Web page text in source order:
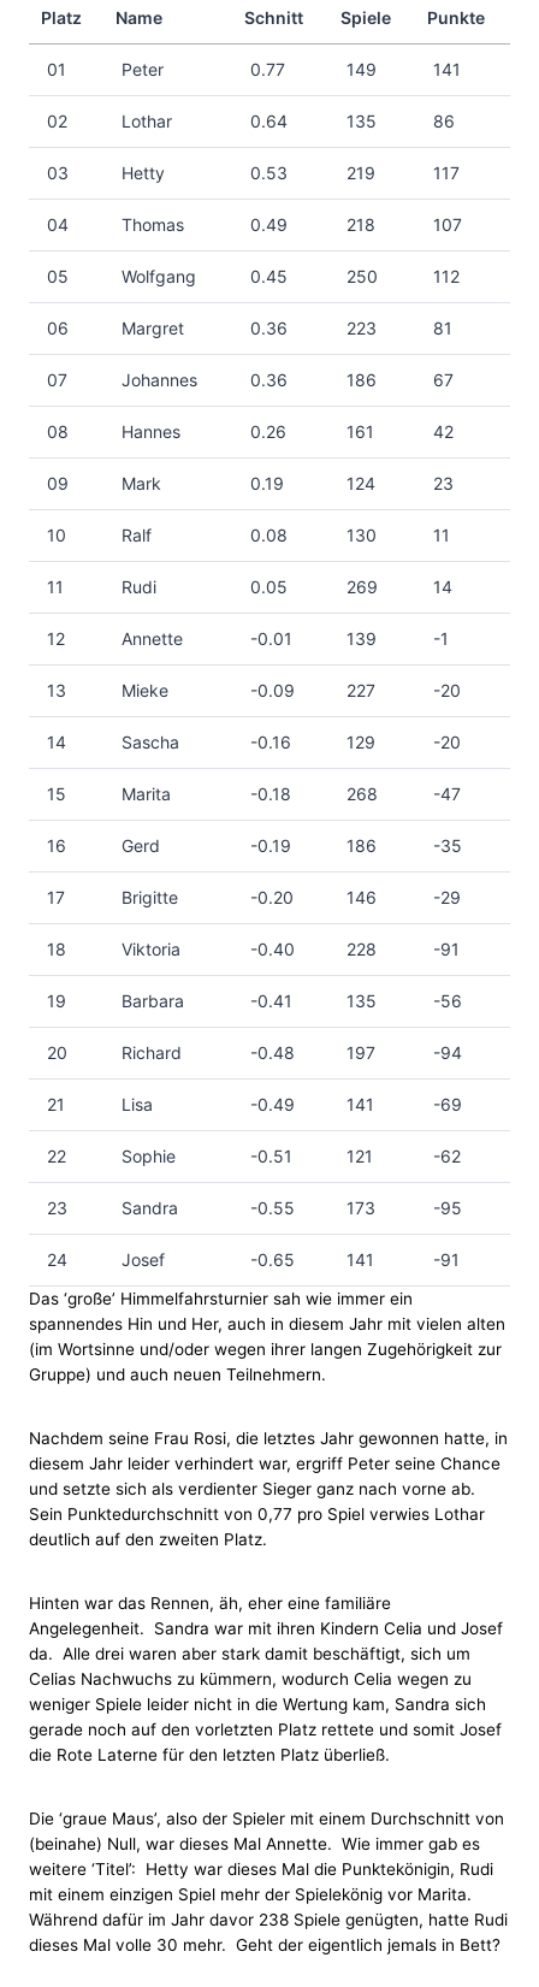
Platz
Name Schnitt Spiele Punkte
01 Peter 0.77 149 141
02 Lothar 0.64 135 86
03 Hetty 0.53 219 117
04 Thomas 0.49 218 107
05 Wolfgang 0.45 250 112
06 Margret 0.36 223 81
07 Johannes 0.36 186 67
08 Hannes 0.26 161 42
09 Mark 0.19 124 23
10 Ralf 0.08 130 11
11 Rudi 0.05 269 14
12 Annette -0.01 139 -1
13 Mieke -0.09 227 -20
14 Sascha -0.16 129 -20
15 Marita -0.18 268 -47
16 Gerd -0.19 186 -35
17 Brigitte -0.20 146 -29
18 Viktoria -0.40 228 -91
19 Barbara -0.41 135 -56
20 Richard -0.48 197 -94
21 Lisa -0.49 141 -69
22 Sophie -0.51 121 -62
23 Sandra -0.55 173 -95
24 Josef -0.65 141 -91
Das ‘große’ Himmelfahrsturnier sah wie immer ein
spannendes Hin und Her, auch in diesem Jahr mit vielen alten
(im Wortsinne und/oder wegen ihrer langen Zugehörigkeit zur
Gruppe) und auch neuen Teilnehmern.
Nachdem seine Frau Rosi, die letztes Jahr gewonnen hatte, in
diesem Jahr leider verhindert war, ergriff Peter seine Chance
und setzte sich als verdienter Sieger ganz nach vorne ab.
Sein Punktedurchschnitt von 0,77 pro Spiel verwies Lothar
deutlich auf den zweiten Platz.
Hinten war das Rennen, äh, eher eine familiäre
Angelegenheit. Sandra war mit ihren Kindern Celia und Josef
da. Alle drei waren aber stark damit beschäftigt, sich um
Celias Nachwuchs zu kümmern, wodurch Celia wegen zu
weniger Spiele leider nicht in die Wertung kam, Sandra sich
gerade noch auf den vorletzten Platz rettete und somit Josef
die Rote Laterne für den letzten Platz überließ.
Die ‘graue Maus’, also der Spieler mit einem Durchschnitt von
(beinahe) Null, war dieses Mal Annette. Wie immer gab es
weitere ‘Titel’: Hetty war dieses Mal die Punktekönigin, Rudi
mit einem einzigen Spiel mehr der Spielekönig vor Marita.
Während dafür im Jahr davor 238 Spiele genügten, hatte Rudi
dieses Mal volle 30 mehr. Geht der eigentlich jemals in Bett?